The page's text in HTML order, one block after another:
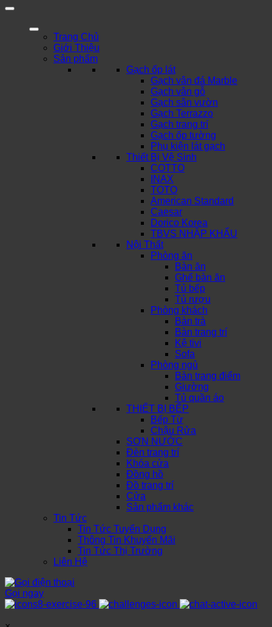
Trang Chủ
Giới Thiệu
Sản phẩm
Gạch ốp lát
Gạch vân đá Marble
Gạch vân gỗ
Gạch sân vườn
Gạch Terrazzo
Gạch trang trí
Gạch ốp tường
Phụ kiện lát gạch
Thiết Bị Vệ Sinh
COTTO
INAX
TOTO
American Standard
Caesar
Dorico Korea
TBVS NHẬP KHẨU
Nội Thất
Phòng ăn
Bàn ăn
Ghế bàn ăn
Tủ bếp
Tủ rượu
Phòng khách
Bàn trà
Bàn trang trí
Kệ tivi
Sofa
Phòng ngủ
Bàn trang điểm
Giường
Tủ quần áo
THIẾT BỊ BẾP
Bếp Từ
Chậu Rửa
SƠN NƯỚC
Đèn trang trí
Khóa cửa
Đồng hồ
Đồ trang trí
Cửa
Sản phẩm khác
Tin Tức
Tin Tức Tuyển Dụng
Thông Tin Khuyến Mãi
Tin Tức Thị Trường
Liên Hệ
Gọi ngay